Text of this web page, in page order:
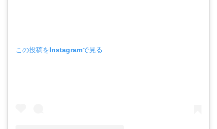
この投稿をInstagramで見る